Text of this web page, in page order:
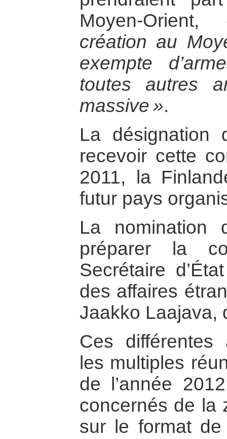
Moyen-Orient,
création au
exempte
toutes autres
massive ».
La désignation
recevoir cette
2011, la
futur pays
La nomination
préparer la
Secrétaire
des affaires
Jaakko Laajava,
Ces différentes
les multiples
de l’année
concernés de la
sur le format